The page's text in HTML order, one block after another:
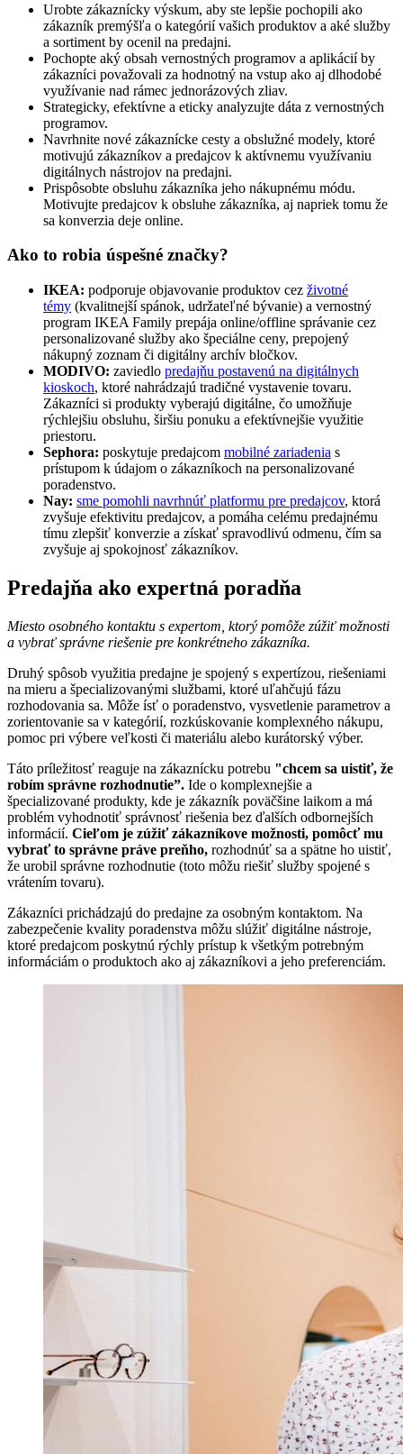
Urobte zákaznícky výskum, aby ste lepšie pochopili ako
zákazník premýšľa o kategórií vašich produktov a aké služby
a sortiment by ocenil na predajni.
Pochopte aký obsah vernostných programov a aplikácií by
zákazníci považovali za hodnotný na vstup ako aj dlhodobé
využívanie nad rámec jednorázových zliav.
Strategicky, efektívne a eticky analyzujte dáta z vernostných
programov.
Navrhnite nové zákaznícke cesty a obslužné modely, ktoré
motivujú zákazníkov a predajcov k aktívnemu využívaniu
digitálnych nástrojov na predajni.
Prispôsobte obsluhu zákazníka jeho nákupnému módu.
Motivujte predajcov k obsluhe zákazníka, aj napriek tomu že
sa konverzia deje online.
Ako to robia úspešné značky?
IKEA: podporuje objavovanie produktov cez životné
témy (kvalitnejší spánok, udržateľné bývanie) a vernostný
program IKEA Family prepája online/offline správanie cez
personalizované služby ako špeciálne ceny, prepojený
nákupný zoznam či digitálny archív bločkov.
MODIVO: zaviedlo predajňu postavenú na digitálnych
kioskoch, ktoré nahrádzajú tradičné vystavenie tovaru.
Zákazníci si produkty vyberajú digitálne, čo umožňuje
rýchlejšiu obsluhu, širšiu ponuku a efektívnejšie využitie
priestoru.
Sephora: poskytuje predajcom mobilné zariadenia s
prístupom k údajom o zákazníkoch na personalizované
poradenstvo.
Nay: sme pomohli navrhnúť platformu pre predajcov, ktorá
zvyšuje efektivitu predajcov, a pomáha celému predajnému
tímu zlepšiť konverzie a získať spravodlivú odmenu, čím sa
zvyšuje aj spokojnosť zákazníkov.
Predajňa ako expertná poradňa
Miesto osobného kontaktu s expertom, ktorý pomôže zúžiť možnosti
a vybrať správne riešenie pre konkrétneho zákazníka.
Druhý spôsob využitia predajne je spojený s expertízou, riešeniami
na mieru a špecializovanými službami, ktoré uľahčujú fázu
rozhodovania sa. Môže ísť o poradenstvo, vysvetlenie parametrov a
zorientovanie sa v kategórií, rozkúskovanie komplexného nákupu,
pomoc pri výbere veľkosti či materiálu alebo kurátorský výber.
Táto príležitosť reaguje na zákaznícku potrebu "chcem sa uistiť, že
robím správne rozhodnutie”. Ide o komplexnejšie a
špecializované produkty, kde je zákazník poväčšine laikom a má
problém vyhodnotiť správnosť riešenia bez ďalších odbornejších
informácií. Cieľom je zúžiť zákazníkove možnosti, pomôcť mu
vybrať to správne práve preňho, rozhodnúť sa a spätne ho uistiť,
že urobil správne rozhodnutie (toto môžu riešiť služby spojené s
vrátením tovaru).
Zákazníci prichádzajú do predajne za osobným kontaktom. Na
zabezpečenie kvality poradenstva môžu slúžiť digitálne nástroje,
ktoré predajcom poskytnú rýchly prístup k všetkým potrebným
informáciám o produktoch ako aj zákazníkovi a jeho preferenciám.